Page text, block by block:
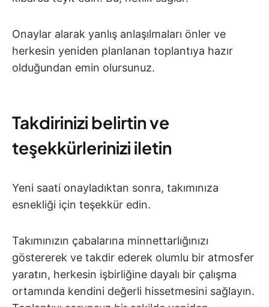
Onaylar alarak yanlış anlaşılmaları önler ve
herkesin yeniden planlanan toplantıya hazır
olduğundan emin olursunuz.
Takdirinizi belirtin ve
teşekkürlerinizi iletin
Yeni saati onayladıktan sonra, takımınıza
esnekliği için teşekkür edin.
Takımınızın çabalarına minnettarlığınızı
göstererek ve takdir ederek olumlu bir atmosfer
yaratın, herkesin işbirliğine dayalı bir çalışma
ortamında kendini değerli hissetmesini sağlayın.